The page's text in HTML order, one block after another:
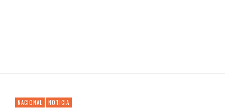
NACIONAL NOTICIA